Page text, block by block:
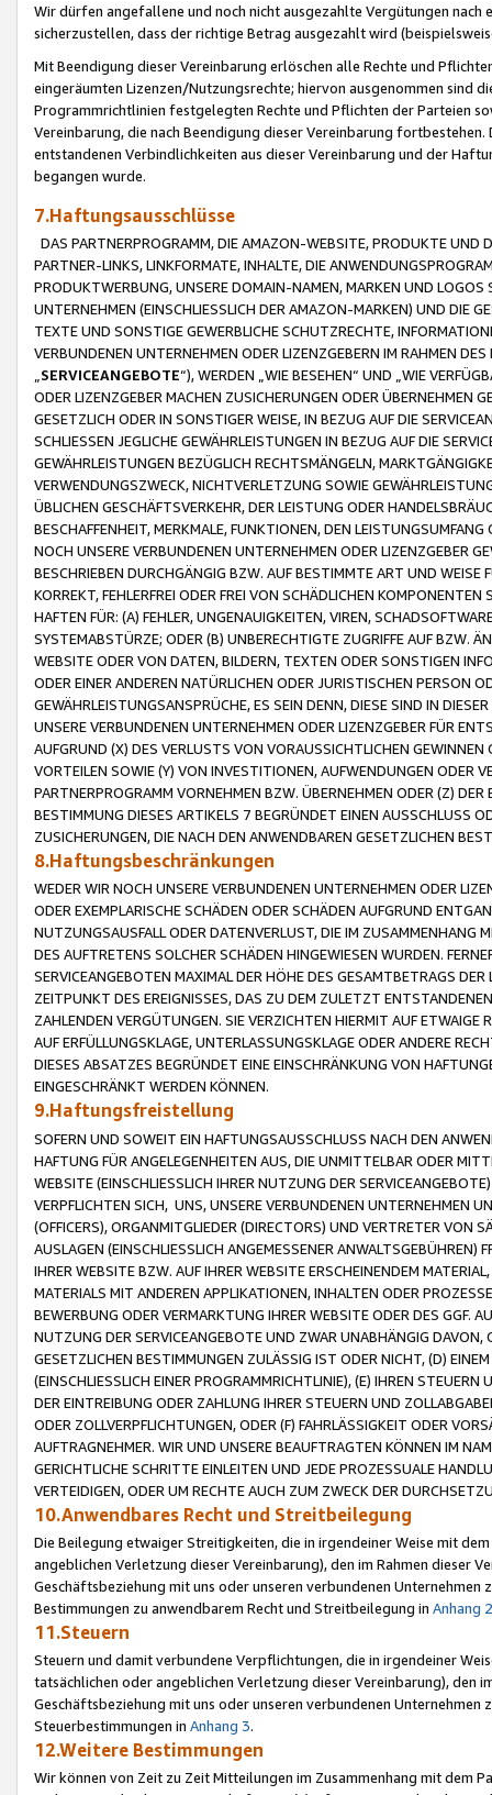
Wir dürfen angefallene und noch nicht ausgezahlte Vergütungen
sicherzustellen, dass der richtige Betrag ausgezahlt wird
Mit Beendigung dieser Vereinbarung erlöschen alle Rechte und
eingeräumten Lizenzen/Nutzungsrechte; hiervon ausgenommen sind
Programmrichtlinien festgelegten Rechte und Pflichten der Parteien
Vereinbarung, die nach Beendigung dieser Vereinbarung
entstandenen Verbindlichkeiten aus dieser Vereinbarung und der
begangen wurde.
7.Haftungsausschlüsse
DAS PARTNERPROGRAMM, DIE AMAZON-WEBSITE, PRODUKTE UND
PARTNER-LINKS, LINKFORMATE, INHALTE, DIE
PRODUKTWERBUNG, UNSERE DOMAIN-NAMEN, MARKEN UND
UNTERNEHMEN (EINSCHLIESSLICH DER AMAZON-MARKEN) UND DIE
TEXTE UND SONSTIGE GEWERBLICHE SCHUTZRECHTE,
VERBUNDENEN UNTERNEHMEN ODER LIZENZGEBERN IM RAHMEN
SERVICEANGEBOTE“), WERDEN „WIE BESEHEN“ UND „WIE
ODER LIZENZGEBER MACHEN ZUSICHERUNGEN ODER ÜBERNEHMEN
GESETZLICH ODER IN SONSTIGER WEISE, IN BEZUG AUF DIE
SCHLIESSEN JEGLICHE GEWÄHRLEISTUNGEN IN BEZUG AUF DIE
GEWÄHRLEISTUNGEN BEZÜGLICH RECHTSMÄNGELN,
VERWENDUNGSZWECK, NICHTVERLETZUNG SOWIE
ÜBLICHEN GESCHÄFTSVERKEHR, DER LEISTUNG ODER
BESCHAFFENHEIT, MERKMALE, FUNKTIONEN, DEN
NOCH UNSERE VERBUNDENEN UNTERNEHMEN ODER LIZENZGEBER
BESCHRIEBEN DURCHGÄNGIG BZW. AUF BESTIMMTE ART UND
KORREKT, FEHLERFREI ODER FREI VON SCHÄDLICHEN
HAFTEN FÜR: (A) FEHLER, UNGENAUIGKEITEN, VIREN,
SYSTEMABSTÜRZE; ODER (B) UNBERECHTIGTE ZUGRIFFE AUF BZW.
WEBSITE ODER VON DATEN, BILDERN, TEXTEN ODER SONSTIGEN
ODER EINER ANDEREN NATÜRLICHEN ODER JURISTISCHEN PERSON
GEWÄHRLEISTUNGSANSPRÜCHE, ES SEIN DENN, DIESE SIND IN
UNSERE VERBUNDENEN UNTERNEHMEN ODER LIZENZGEBER FÜR
AUFGRUND (X) DES VERLUSTS VON VORAUSSICHTLICHEN
VORTEILEN SOWIE (Y) VON INVESTITIONEN, AUFWENDUNGEN ODER
PARTNERPROGRAMM VORNEHMEN BZW. ÜBERNEHMEN ODER (Z)
BESTIMMUNG DIESES ARTIKELS 7 BEGRÜNDET EINEN AUSSCHLUSS
ZUSICHERUNGEN, DIE NACH DEN ANWENDBAREN GESETZLICHEN
8.Haftungsbeschränkungen
WEDER WIR NOCH UNSERE VERBUNDENEN UNTERNEHMEN ODER
ODER EXEMPLARISCHE SCHÄDEN ODER SCHÄDEN AUFGRUND
NUTZUNGSAUSFALL ODER DATENVERLUST, DIE IM ZUSAMMENHANG
DES AUFTRETENS SOLCHER SCHÄDEN HINGEWIESEN WURDEN.
SERVICEANGEBOTEN MAXIMAL DER HÖHE DES GESAMTBETRAGS
ZEITPUNKT DES EREIGNISSES, DAS ZU DEM ZULETZT
ZAHLENDEN VERGÜTUNGEN. SIE VERZICHTEN HIERMIT AUF
AUF ERFÜLLUNGSKLAGE, UNTERLASSUNGSKLAGE ODER ANDERE
DIESES ABSATZES BEGRÜNDET EINE EINSCHRÄNKUNG VON
EINGESCHRÄNKT WERDEN KÖNNEN.
9.Haftungsfreistellung
SOFERN UND SOWEIT EIN HAFTUNGSAUSSCHLUSS NACH DEN
HAFTUNG FÜR ANGELEGENHEITEN AUS, DIE UNMITTELBAR ODER
WEBSITE (EINSCHLIESSLICH IHRER NUTZUNG DER
VERPFLICHTEN SICH, UNS, UNSERE VERBUNDENEN UNTERNEHMEN
(OFFICERS), ORGANMITGLIEDER (DIRECTORS) UND VERTRETER VON
AUSLAGEN (EINSCHLIESSLICH ANGEMESSENER
IHRER WEBSITE BZW. AUF IHRER WEBSITE ERSCHEINENDEM
MATERIALS MIT ANDEREN APPLIKATIONEN, INHALTEN ODER
BEWERBUNG ODER VERMARKTUNG IHRER WEBSITE ODER DES GGF.
NUTZUNG DER SERVICEANGEBOTE UND ZWAR UNABHÄNGIG
GESETZLICHEN BESTIMMUNGEN ZULÄSSIG IST ODER NICHT, (D)
(EINSCHLIESSLICH EINER PROGRAMMRICHTLINIE), (E) IHREN
DER EINTREIBUNG ODER ZAHLUNG IHRER STEUERN UND
ODER ZOLLVERPFLICHTUNGEN, ODER (F) FAHRLÄSSIGKEIT ODER
AUFTRAGNEHMER. WIR UND UNSERE BEAUFTRAGTEN KÖNNEN IM
GERICHTLICHE SCHRITTE EINLEITEN UND JEDE PROZESSUALE
VERTEIDIGEN, ODER UM RECHTE AUCH ZUM ZWECK DER
10.Anwendbares Recht und Streitbeilegung
Die Beilegung etwaiger Streitigkeiten, die in irgendeiner Weise mit
angeblichen Verletzung dieser Vereinbarung), den im Rahmen dieser
Geschäftsbeziehung mit uns oder unseren verbundenen
Bestimmungen zu anwendbarem Recht und Streitbeilegung in Anhang 2
11.Steuern
Steuern und damit verbundene Verpflichtungen, die in irgendeiner
tatsächlichen oder angeblichen Verletzung dieser Vereinbarung), den
Geschäftsbeziehung mit uns oder unseren verbundenen
Steuerbestimmungen in Anhang 3.
12.Weitere Bestimmungen
Wir können von Zeit zu Zeit Mitteilungen im Zusammenhang mit dem